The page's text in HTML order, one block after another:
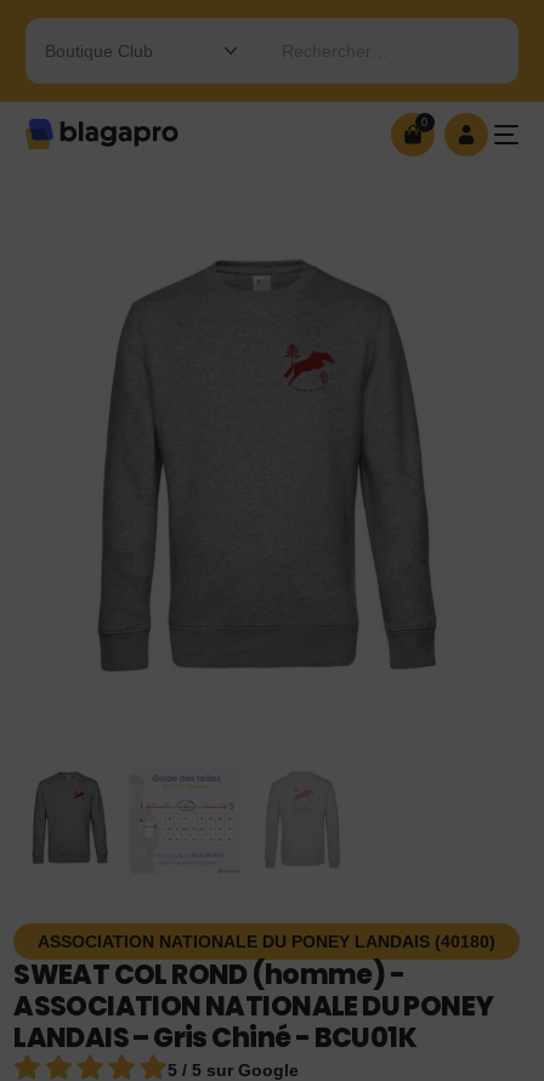
Rechercher…
0
ASSOCIATION NATIONALE DU PONEY LANDAIS (40180)
SWEAT COL ROND (homme) -
ASSOCIATION NATIONALE DU PONEY
LANDAIS – Gris Chiné - BCU01K
5 / 5 sur Google